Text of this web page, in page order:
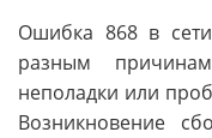
Ошибка 868 в
разным
неполадки или
Возникновение